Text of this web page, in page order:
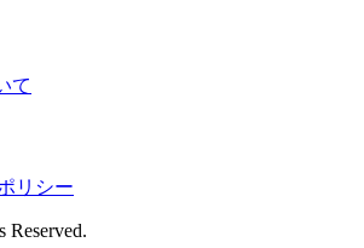
て
リシー